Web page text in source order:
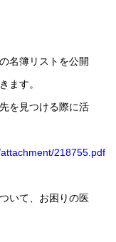
名簿リストを公開
ます。
を見つける際に活
218755.pdf
いて、お困りの医